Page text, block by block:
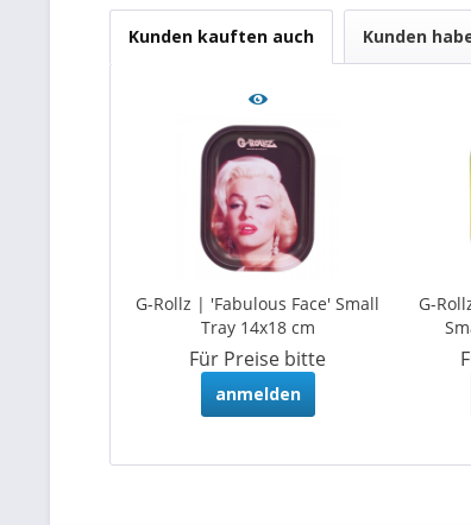
Kunden kauften auch Kunden
G-Rollz | 'Fabulous Face' Small
Tray 14x18 cm
Für Preise bitte
anmelden
G-